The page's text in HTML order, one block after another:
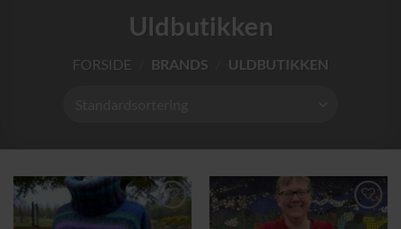
Uldbutikken
FORSIDE BRANDS ULDBUTIKKEN
Tilføj til